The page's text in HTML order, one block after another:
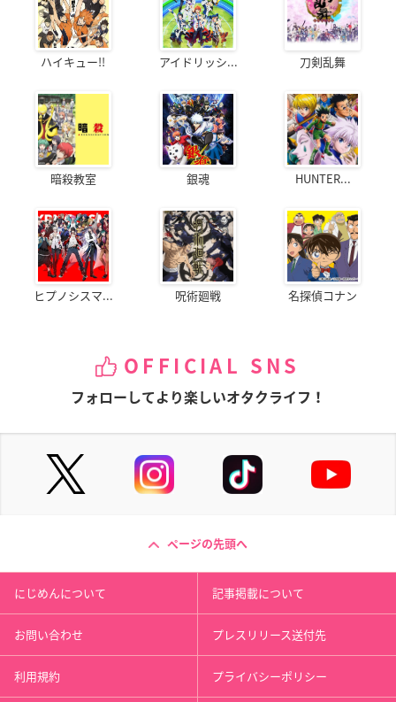
ハイキュー!! アイドリッシ... 刀剣乱舞
暗殺教室 銀魂 HUNTER...
ヒプノシスマ... 呪術廻戦 名探偵コナン
OFFICIAL SNS
フォローしてより楽しいオタクライフ！
ページの先頭へ
にじめんについて 記事掲載について
お問い合わせ プレスリリース送付先
利用規約 プライバシーポリシー